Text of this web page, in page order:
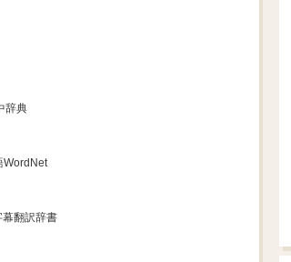
辞典
WordNet
翻訳辞書